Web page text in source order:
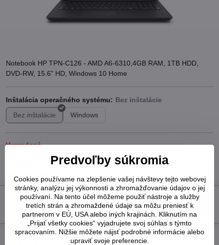
Notebook HP TPN-C126 - AMD A6-6310,4GB RAM, 1TB HDD,
DVD-RW, 15.6" HD, Windows 10 Home
Inštalácia operačného systému:
Bez inštalácie
Windows
Vypredané
Do košíka
Pridať k Obľúbeným Otázka k produktu
Strážny pes
Predvoľby súkromia
Cookies používame na zlepšenie vašej návštevy tejto webovej
stránky, analýzu jej výkonnosti a zhromažďovanie údajov o jej
používaní. Na tento účel môžeme použiť nástroje a služby
tretích strán a zhromaždené údaje sa môžu preniesť k
partnerom v EÚ, USA alebo iných krajinách. Kliknutím na
„Prijať všetky cookies“ vyjadrujete svoj súhlas s týmto
spracovaním. Nižšie môžete nájsť podrobné informácie alebo
upraviť svoje preferencie.